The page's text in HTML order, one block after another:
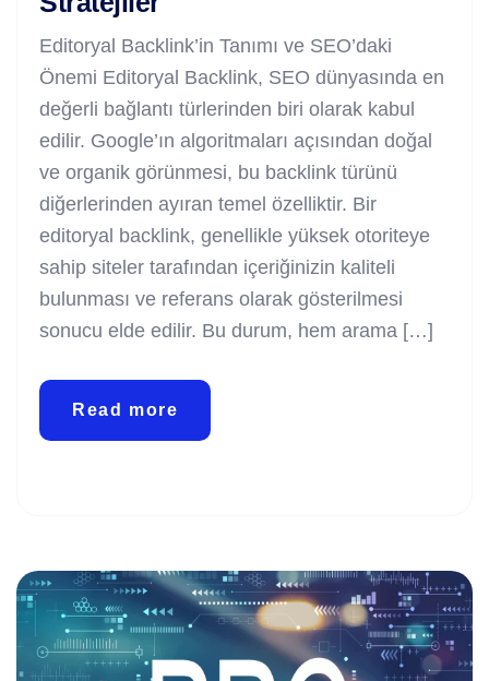
Editoryal Backlink’in Tanımı ve SEO’daki
Önemi Editoryal Backlink, SEO dünyasında en
değerli bağlantı türlerinden biri olarak kabul
edilir. Google’ın algoritmaları açısından doğal
ve organik görünmesi, bu backlink türünü
diğerlerinden ayıran temel özelliktir. Bir
editoryal backlink, genellikle yüksek otoriteye
sahip siteler tarafından içeriğinizin kaliteli
bulunması ve referans olarak gösterilmesi
sonucu elde edilir. Bu durum, hem arama […]
Read more